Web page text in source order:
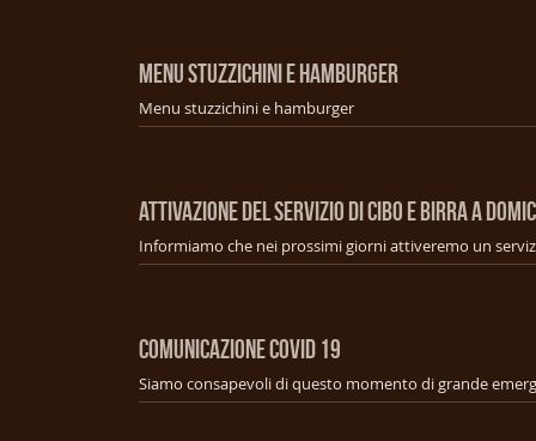
MENU STUZZICHINI E HAMBURGER
Menu stuzzichini e hamburger
ATTIVAZIONE DEL SERVIZIO DI CIBO E BIRRA A
COMUNICAZIONE COVID 19